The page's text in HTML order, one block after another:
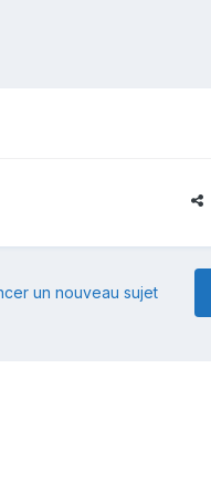
un nouveau sujet